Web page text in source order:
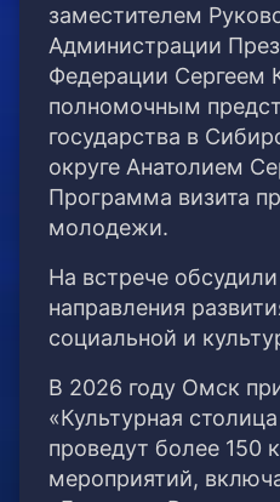
заместителем
Администрации
Федерации Сергеем
полномочным
государства в
округе Анатолием
Программа визита
молодежи.
На встрече
направления
социальной и
В 2026 году Омск
«Культурная
проведут более 150
мероприятий,